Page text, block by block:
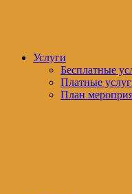
Услуги
Бесплатные
Платные
План